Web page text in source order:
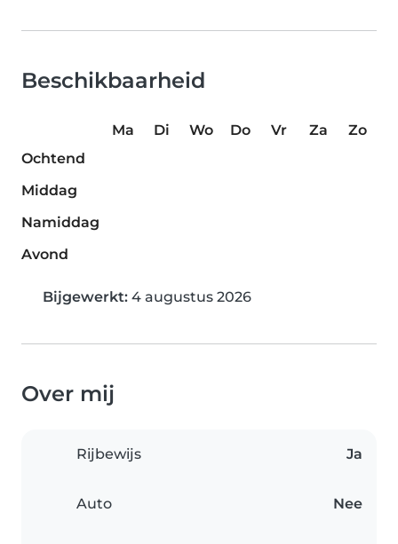
Beschikbaarheid
Ma Di Wo Do Vr Za
Zo
Ochtend
Middag
Namiddag
Avond
Bijgewerkt: 4 augustus 2026
Over mij
Rijbewijs Ja
Auto Nee